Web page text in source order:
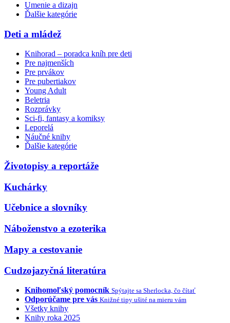
Umenie a dizajn
Ďalšie kategórie
Deti a mládež
Knihorad – poradca kníh pre deti
Pre najmenších
Pre prvákov
Pre pubertiakov
Young Adult
Beletria
Rozprávky
Sci-fi, fantasy a komiksy
Leporelá
Náučné knihy
Ďalšie kategórie
Životopisy a reportáže
Kuchárky
Učebnice a slovníky
Náboženstvo a ezoterika
Mapy a cestovanie
Cudzojazyčná literatúra
Knihomoľský pomocník Spýtajte sa Sherlocka, čo čítať
Odporúčame pre vás Knižné tipy ušité na mieru vám
Všetky knihy
Knihy roka 2025